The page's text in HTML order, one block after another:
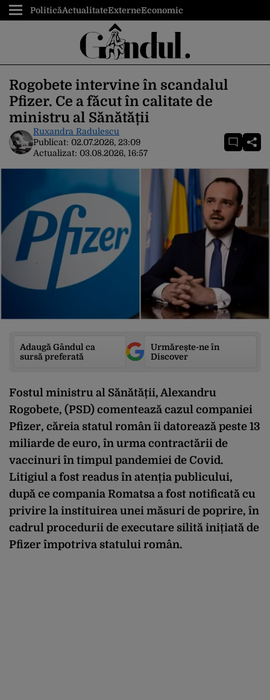
PoliticăActualitateExterneEconomic
Rogobete intervine în scandalul
Pfizer. Ce a făcut în calitate de
ministru al Sănătății
Ruxandra Radulescu
Publicat: 02.07.2026, 23:09
Actualizat: 03.08.2026, 16:57
Adaugă Gândul ca
sursă preferată
Urmărește-ne în
Discover
Fostul ministru al Sănătății, Alexandru
Rogobete, (PSD) comentează cazul companiei
Pfizer, căreia statul român îi datorează peste 13
miliarde de euro, în urma contractării de
vaccinuri în timpul pandemiei de Covid.
Litigiul a fost readus în atenția publicului,
după ce compania Romatsa a fost notificată cu
privire la instituirea unei măsuri de poprire, în
cadrul procedurii de executare silită inițiată de
Pfizer împotriva statului român.